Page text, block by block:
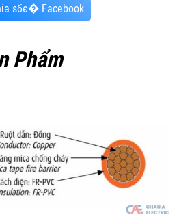
sбє� Facebook
Phẩm